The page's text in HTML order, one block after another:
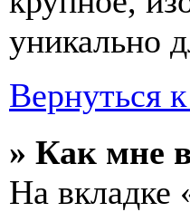
уникально
Вернуться
» Как мне
На вкладке